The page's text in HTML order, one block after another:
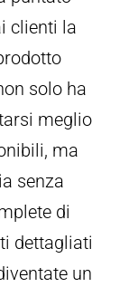
clienti la
solo ha
meglio
ma
senza
di
dettagliati
un